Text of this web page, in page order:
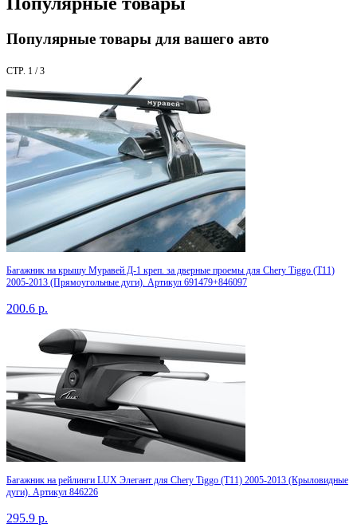
Популярные товары для вашего авто
СТР. 1 / 3
Багажник на крышу Муравей Д-1 креп. за дверные проемы для Chery Tiggo (T11)
2005-2013 (Прямоугольные дуги). Артикул 691479+846097
200.6 р.
Багажник на рейлинги LUX Элегант для Chery Tiggo (T11) 2005-2013 (Крыловидные
дуги). Артикул 846226
295.9 р.